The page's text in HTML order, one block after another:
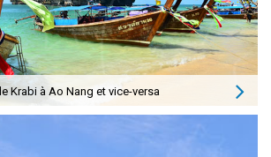
Krabi à Ao Nang et vice-versa